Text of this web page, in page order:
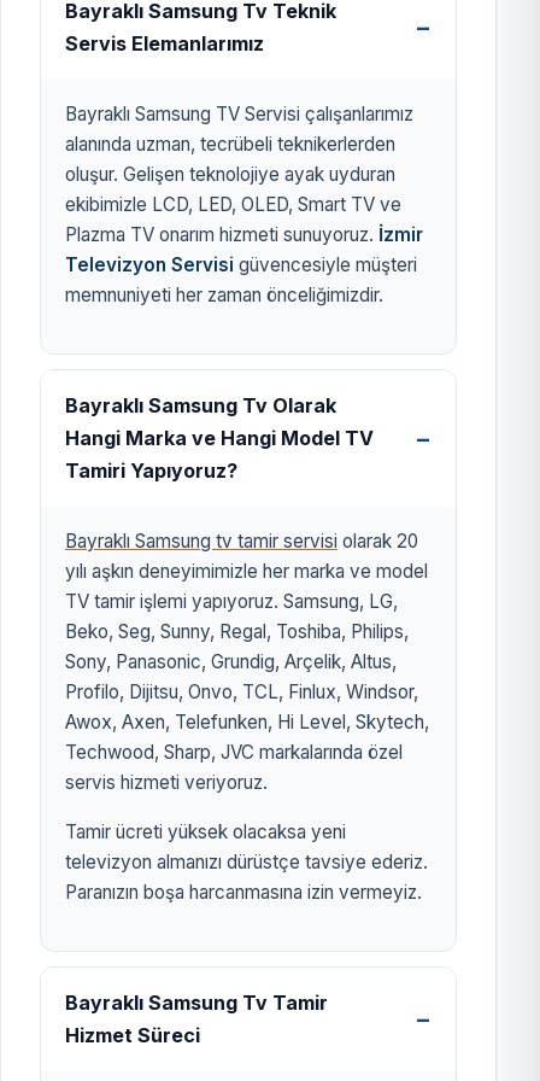
Bayraklı Samsung Tv Teknik
Servis Elemanlarımız
Bayraklı Samsung TV Servisi çalışanlarımız
alanında uzman, tecrübeli teknikerlerden
oluşur. Gelişen teknolojiye ayak uyduran
ekibimizle LCD, LED, OLED, Smart TV ve
Plazma TV onarım hizmeti sunuyoruz. İzmir
Televizyon Servisi güvencesiyle müşteri
memnuniyeti her zaman önceliğimizdir.
Bayraklı Samsung Tv Olarak
Hangi Marka ve Hangi Model TV
Tamiri Yapıyoruz?
Bayraklı Samsung tv tamir servisi olarak 20
yılı aşkın deneyimimizle her marka ve model
TV tamir işlemi yapıyoruz. Samsung, LG,
Beko, Seg, Sunny, Regal, Toshiba, Philips,
Sony, Panasonic, Grundig, Arçelik, Altus,
Profilo, Dijitsu, Onvo, TCL, Finlux, Windsor,
Awox, Axen, Telefunken, Hi Level, Skytech,
Techwood, Sharp, JVC markalarında özel
servis hizmeti veriyoruz.
Tamir ücreti yüksek olacaksa yeni
televizyon almanızı dürüstçe tavsiye ederiz.
Paranızın boşa harcanmasına izin vermeyiz.
Bayraklı Samsung Tv Tamir
Hizmet Süreci